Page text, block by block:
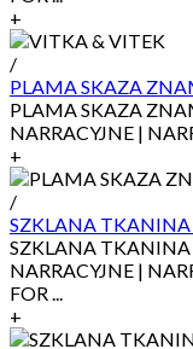
+
/
PLAMA SKAZA
PLAMA SKAZA
NARRACYJNE |
+
/
SZKLANA TKANINA
SZKLANA TKANINA
NARRACYJNE |
FOR ...
+